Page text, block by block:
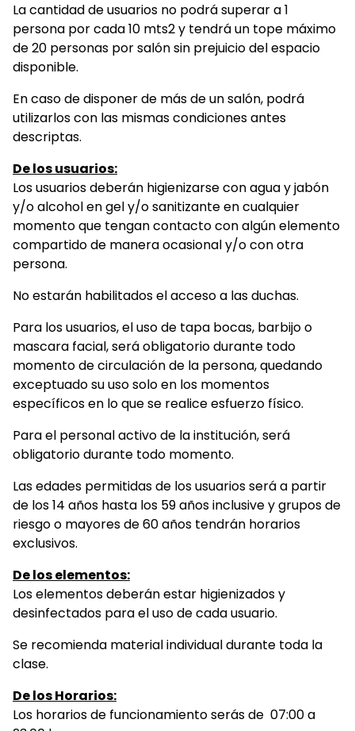
La cantidad de usuarios no podrá superar a 1
persona por cada 10 mts2 y tendrá un tope máximo
de 20 personas por salón sin prejuicio del espacio
disponible.
En caso de disponer de más de un salón, podrá
utilizarlos con las mismas condiciones antes
descriptas.
De los usuarios:
Los usuarios deberán higienizarse con agua y jabón
y/o alcohol en gel y/o sanitizante en cualquier
momento que tengan contacto con algún elemento
compartido de manera ocasional y/o con otra
persona.
No estarán habilitados el acceso a las duchas.
Para los usuarios, el uso de tapa bocas, barbijo o
mascara facial, será obligatorio durante todo
momento de circulación de la persona, quedando
exceptuado su uso solo en los momentos
específicos en lo que se realice esfuerzo físico.
Para el personal activo de la institución, será
obligatorio durante todo momento.
Las edades permitidas de los usuarios será a partir
de los 14 años hasta los 59 años inclusive y grupos de
riesgo o mayores de 60 años tendrán horarios
exclusivos.
De los elementos:
Los elementos deberán estar higienizados y
desinfectados para el uso de cada usuario.
Se recomienda material individual durante toda la
clase.
De los Horarios:
Los horarios de funcionamiento serás de 07:00 a